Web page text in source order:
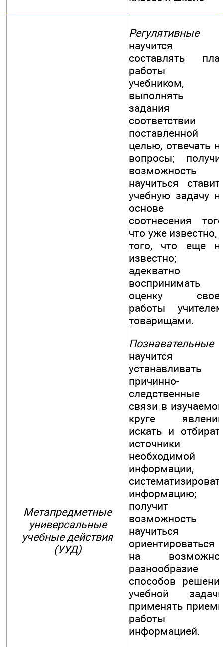
Метапредметные
универсальные
учебные действия
(УУД)
Регулятивные
научится
составлять
работы
учебником,
выполнять
задания
соответствии
поставленной
целью, отвечать
вопросы;
возможность
научиться
учебную задачу
основе
соотнесения
что уже известно,
того, что еще
известно;
адекватно
воспринимать
оценку
работы
товарищами.
Познавательные
научится
устанавливать
причинно-
следственные
связи в
круге
искать и
источники
необходимой
информации,
информацию;
получит
возможность
научиться
ориентироваться
на
разнообразие
способов
учебной
применять
работы
информацией.